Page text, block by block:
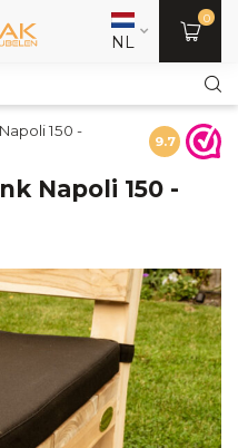
NL
0
150 -
9.7
Napoli 150 -